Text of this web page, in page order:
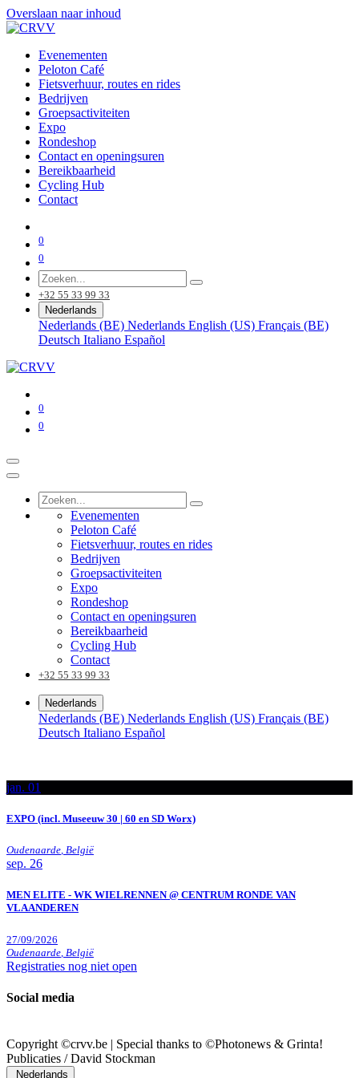
Overslaan naar inhoud
Evenementen
Peloton Café
Fietsverhuur, routes en rides
Bedrijven
Groepsactiviteiten
Expo
Rondeshop
Contact en openingsuren
Bereikbaarheid
Cycling Hub
Contact
0
0
+32 55 33 99 33
Nederlands
Nederlands (BE) Nederlands English (US) Français (BE)
Deutsch Italiano Español
0
0
Evenementen
Peloton Café
Fietsverhuur, routes en rides
Bedrijven
Groepsactiviteiten
Expo
Rondeshop
Contact en openingsuren
Bereikbaarheid
Cycling Hub
Contact
+32 55 33 99 33
Nederlands
Nederlands (BE) Nederlands English (US) Français (BE)
Deutsch Italiano Español
jan. 01
EXPO (incl. Museeuw 30 | 60 en SD Worx)
Oudenaarde België
sep. 26
MEN ELITE - WK WIELRENNEN @ CENTRUM RONDE VAN
VLAANDEREN
27/09/2026
Oudenaarde, België
Registraties nog niet open
Social media
Copyright ©crvv.be | Special thanks to ©Photonews & Grinta!
Publicaties / David Stockman
Nederlands